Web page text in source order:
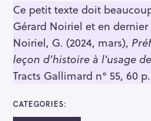
Ce petit texte doit
Gérard Noiriel et en
Noiriel, G. (2024, mars),
leçon d’histoire à l’usage
Tracts Gallimard n° 55, 60 p.
CATEGORIES